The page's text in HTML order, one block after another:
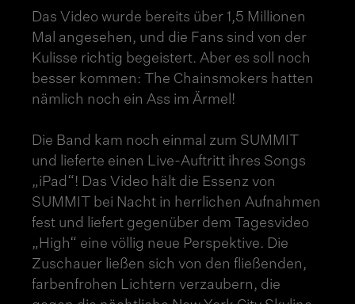
Das Video wurde bereits über 1,5 Millionen
Mal angesehen, und die Fans sind von der
Kulisse richtig begeistert. Aber es soll noch
besser kommen: The Chainsmokers hatten
nämlich noch ein Ass im Ärmel!
Die Band kam noch einmal zum SUMMIT
und lieferte einen Live-Auftritt ihres Songs
„iPad“! Das Video hält die Essenz von
SUMMIT bei Nacht in herrlichen Aufnahmen
fest und liefert gegenüber dem Tagesvideo
„High“ eine völlig neue Perspektive. Die
Zuschauer ließen sich von den fließenden,
farbenfrohen Lichtern verzaubern, die